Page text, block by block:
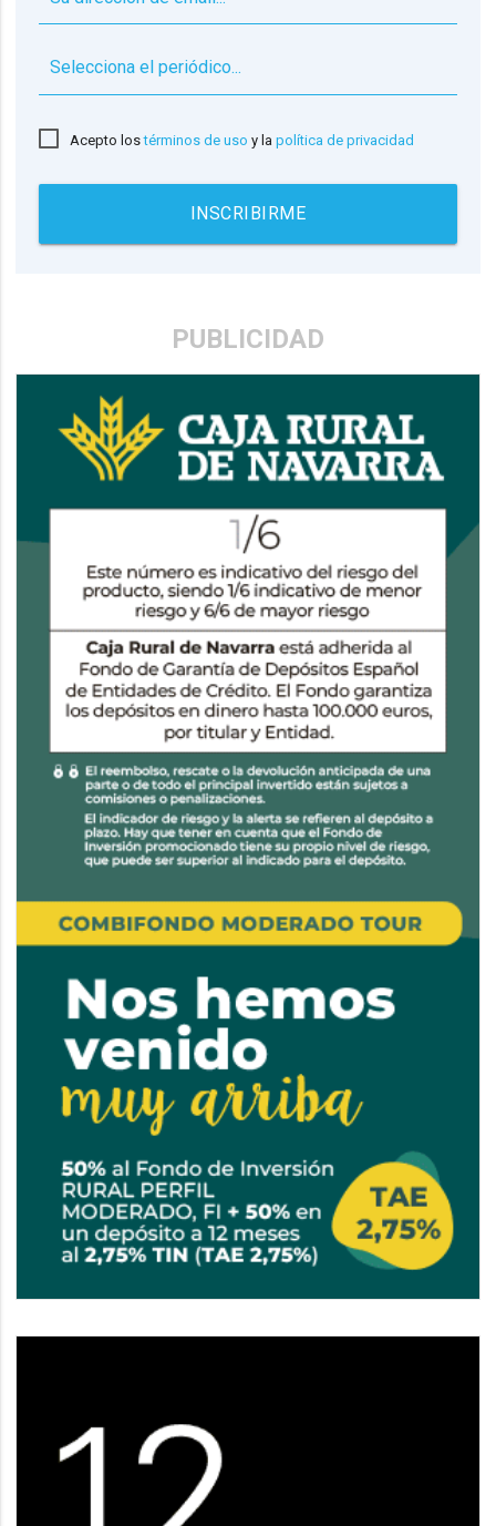
Acepto lostérminos de uso y lapolítica de privacidad
INSCRIBIRME
PUBLICIDAD